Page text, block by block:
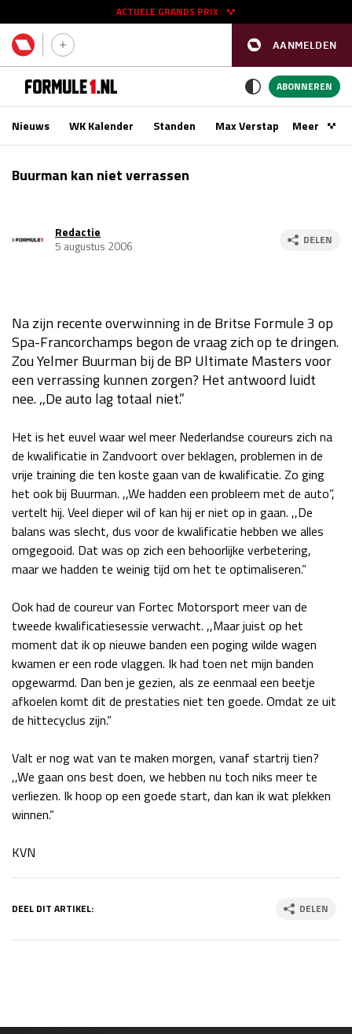
AANMELDEN
ACTUELE GRANDS PRIX
11 - 13 sep
Race
Kwalificatie
vr 14:00 - 15:00
Race
za 13:00 - 15:00
GP SINGAPORE 2026 09 - 11 okt
Race
zo 14:00 - 16:00
GP VERENIGDE STATEN 2026 23 - 25 okt
Kwalificatie
za 23:00 - 00:00
Race
zo 21:00 - 23:00
GP MEXICO 2026 30 okt - 01 nov
Kwalificatie
za 22:00 - 23:00
Race
GP SÃO PAULO 2026 06 - 08 nov
Kwalificatie
za 19:00 - 20:00
LAS VEGAS GRAND PRIX 2026 20 - 22 nov
Kwalificatie
za 05:00 - 06:00
Race
zo 05:00 - 07:00
GP QATAR 2026 27 - 29 nov
Kwalificatie
ABONNEREN
Nieuws WK Kalender Standen Max VerstappenMeer
Buurman kan niet verrassen
Redactie
5 augustus 2006
DELEN
Na zijn recente overwinning in de Britse Formule 3 op
Spa-Francorchamps begon de vraag zich op te dringen.
Zou Yelmer Buurman bij de BP Ultimate Masters voor
een verrassing kunnen zorgen? Het antwoord luidt
nee. ,,De auto lag totaal niet.”
Het is het euvel waar wel meer Nederlandse coureurs zich na
de kwalificatie in Zandvoort over beklagen, problemen in de
vrije training die ten koste gaan van de kwalificatie. Zo ging
het ook bij Buurman. ,,We hadden een probleem met de auto”,
vertelt hij. Veel dieper wil of kan hij er niet op in gaan. ,,De
balans was slecht, dus voor de kwalificatie hebben we alles
omgegooid. Dat was op zich een behoorlijke verbetering,
maar we hadden te weinig tijd om het te optimaliseren.”
Ook had de coureur van Fortec Motorsport meer van de
tweede kwalificatiesessie verwacht. ,,Maar juist op het
moment dat ik op nieuwe banden een poging wilde wagen
kwamen er een rode vlaggen. Ik had toen net mijn banden
opgewarmd. Dan ben je gezien, als ze eenmaal een beetje
afkoelen komt dit de prestaties niet ten goede. Omdat ze uit
de hittecyclus zijn.”
Valt er nog wat van te maken morgen, vanaf startrij tien?
,,We gaan ons best doen, we hebben nu toch niks meer te
verliezen. Ik hoop op een goede start, dan kan ik wat plekken
winnen.”
KVN
DEEL DIT ARTIKEL: DELEN